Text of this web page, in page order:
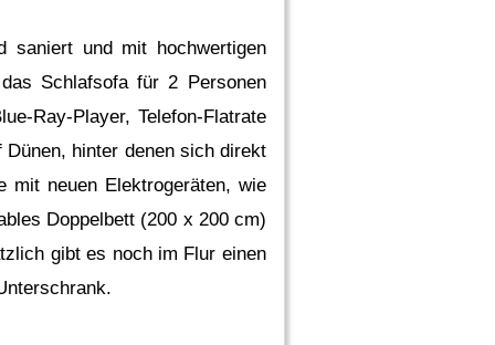
saniert und mit hochwertigen
Schlafsofa für 2 Personen
Ray-Player, Telefon-Flatrate
hinter denen sich direkt
mit neuen Elektrogeräten, wie
Doppelbett (200 x 200 cm)
gibt es noch im Flur einen